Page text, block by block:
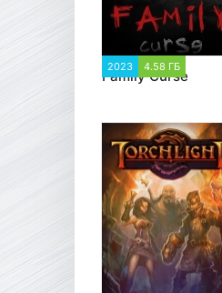
2023 4.58 ГБ
Family Curse